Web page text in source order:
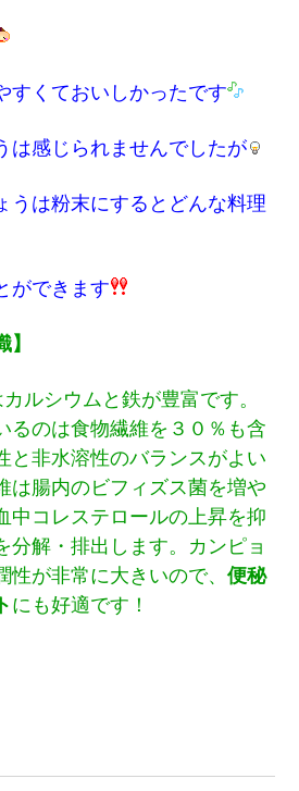
すくておいしかったです
感じられませんでしたが
うは粉末にするとどんな料理
ができます
カルシウムと鉄が豊富です。
るのは食物繊維を３０％も含
と非水溶性のバランスがよい
は腸内のビフィズス菌を増や
中コレステロールの上昇を抑
分解・排出します。カンピョ
性が非常に大きいので、便秘
にも好適です！